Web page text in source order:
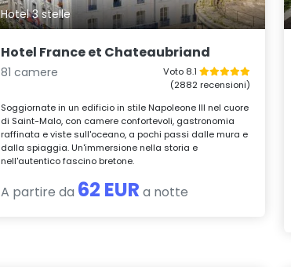
Hotel 3 stelle
Hotel France et Chateaubriand
81 camere
Voto 8.1
(2882 recensioni)
Soggiornate in un edificio in stile Napoleone III nel cuore
di Saint-Malo, con camere confortevoli, gastronomia
raffinata e viste sull'oceano, a pochi passi dalle mura e
dalla spiaggia. Un'immersione nella storia e
nell'autentico fascino bretone.
A partire da 62 EUR a notte